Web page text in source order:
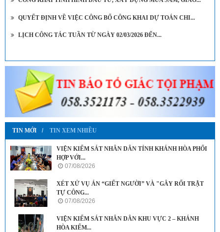
QUYẾT ĐỊNH VỀ VIỆC CÔNG BỐ CÔNG KHAI DỰ TOÁN CHI...
LỊCH CÔNG TÁC TUẦN TỪ NGÀY 02/03/2026 ĐẾN...
TIN MỚI TIN XEM NHIỀU
VIỆN KIỂM SÁT NHÂN DÂN TỈNH KHÁNH HÒA PHỐI
HỢP VỚI...
07/08/2026
XÉT XỬ VỤ ÁN “GIẾT NGƯỜI” VÀ "GÂY RỐI TRẬT
TỰ CÔNG...
07/08/2026
VIỆN KIỂM SÁT NHÂN DÂN KHU VỰC 2 – KHÁNH
HÒA KIỂM...